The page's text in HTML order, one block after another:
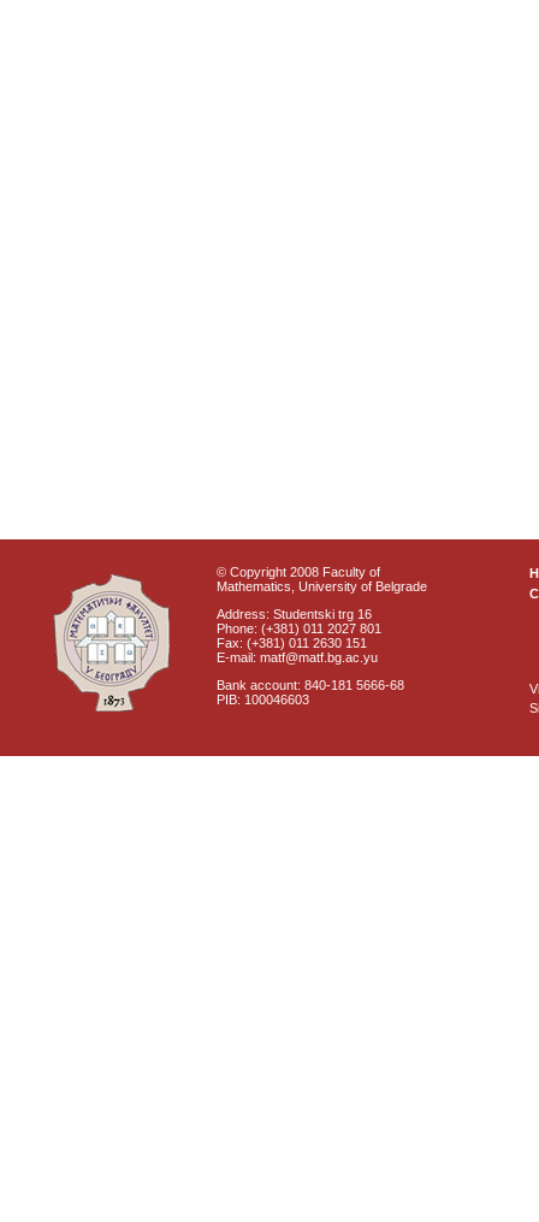
© Copyright 2008 Faculty of
Mathematics, University of Belgrade
Address: Studentski trg 16
Phone: (+381) 011 2027 801
Fax: (+381) 011 2630 151
E-mail: matf@matf.bg.ac.yu
Bank account: 840-181 5666-68
PIB: 100046603